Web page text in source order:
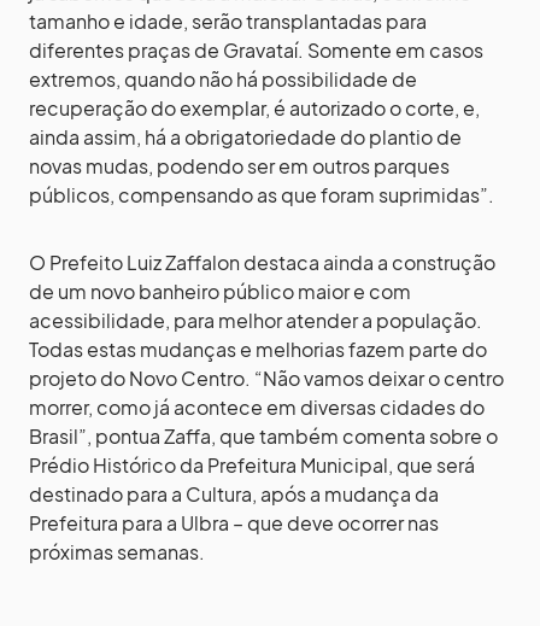
tamanho e idade, serão transplantadas para
diferentes praças de Gravataí. Somente em casos
extremos, quando não há possibilidade de
recuperação do exemplar, é autorizado o corte, e,
ainda assim, há a obrigatoriedade do plantio de
novas mudas, podendo ser em outros parques
públicos, compensando as que foram suprimidas”.
O Prefeito Luiz Zaffalon destaca ainda a construção
de um novo banheiro público maior e com
acessibilidade, para melhor atender a população.
Todas estas mudanças e melhorias fazem parte do
projeto do Novo Centro. “Não vamos deixar o centro
morrer, como já acontece em diversas cidades do
Brasil”, pontua Zaffa, que também comenta sobre o
Prédio Histórico da Prefeitura Municipal, que será
destinado para a Cultura, após a mudança da
Prefeitura para a Ulbra – que deve ocorrer nas
próximas semanas.